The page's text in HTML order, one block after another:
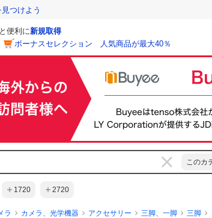
つけよう
便利に新規取得
ボーナスセレクション 人気商品が最大40％
このカ
1720 2720
ラ カメラ、光学機器 アクセサリー 三脚、一脚 三脚